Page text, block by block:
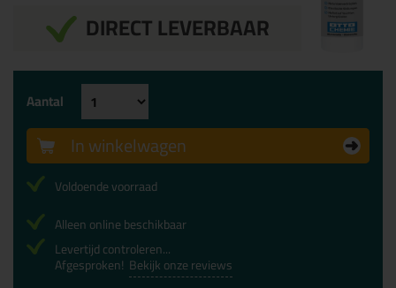
DIRECT LEVERBAAR
Aantal
In winkelwagen
Voldoende voorraad
Alleen online beschikbaar
Levertijd controleren...
Afgesproken! Bekijk onze reviews